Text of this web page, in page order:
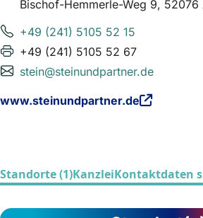
Bischof-Hemmerle-Weg 9, 52076
+49 (241) 5105 52 15
+49 (241) 5105 52 67
stein@steinundpartner.de
www.steinundpartner.de
Standorte (1)KanzleiKontaktdaten